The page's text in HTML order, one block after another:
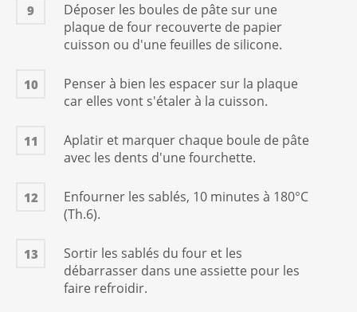
9
Déposer les boules de pâte sur une
plaque de four recouverte de papier
cuisson ou d'une feuilles de silicone.
10
Penser à bien les espacer sur la plaque
car elles vont s'étaler à la cuisson.
11
Aplatir et marquer chaque boule de pâte
avec les dents d'une fourchette.
12
Enfourner les sablés, 10 minutes à 180°C
(Th.6).
13
Sortir les sablés du four et les
débarrasser dans une assiette pour les
faire refroidir.